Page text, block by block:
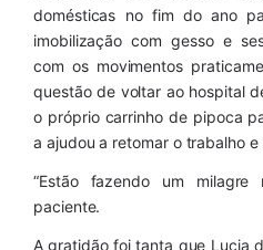
domésticas no fim do ano
imobilização com gesso e
com os movimentos
questão de voltar ao hospital
o próprio carrinho de pipoca
a ajudou a retomar o trabalho
“Estão fazendo um
paciente.
A gratidão foi tanta que Lucia